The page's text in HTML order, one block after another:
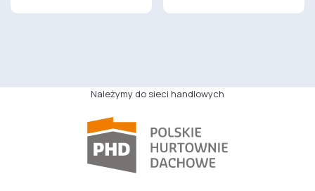
Należymy do sieci handlowych